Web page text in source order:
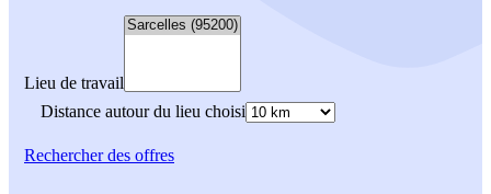
Lieu de travail
Distance autour du lieu choisi
Rechercherdes offres